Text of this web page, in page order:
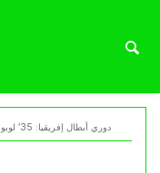
دوري أبطال إفريقيا: 35′ لوبوبو أكثر خطورة من المولودية